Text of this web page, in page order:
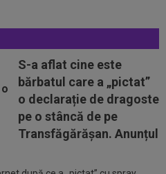
S-a aflat cine este
bărbatul care a „pictat”
o declarație de dragoste
pe o stâncă de pe
Transfăgărășan. Anunțul
transferul de...
pus la cale de Gigi
la scurt timp după ce
de...